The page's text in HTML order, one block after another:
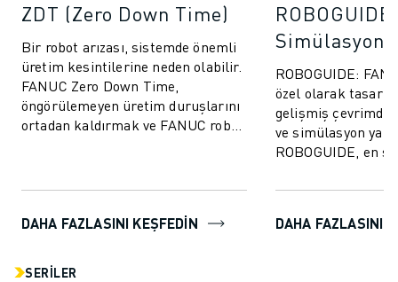
ZDT (Zero Down Time)
Bir robot arızası, sistemde önemli
üretim kesintilerine neden olabilir.
FANUC Zero Down Time,
öngörülemeyen üretim duruşlarını
ortadan kaldırmak ve FANUC robot
DAHA FAZLASINI KEŞFEDİN
ROBOGUIDE
Simülasyon
ROBOGUIDE:
özel olarak
gelişmiş
ve simülasyon
ROBOGUIDE, en
kolayca oluştur...
DAHA FAZLASINI
SERILER